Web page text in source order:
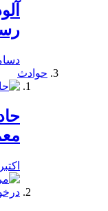
دسامبر
حوادث
اکتبر 22, 2019